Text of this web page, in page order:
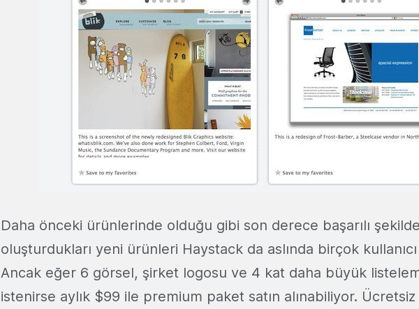
Daha önceki ürünlerinde olduğu gibi son derece başarılı
oluşturdukları yeni ürünleri Haystack da aslında birçok
Ancak eğer 6 görsel, şirket logosu ve 4 kat daha büyük
istenirse aylık $99 ile premium paket satın alınabiliyor.